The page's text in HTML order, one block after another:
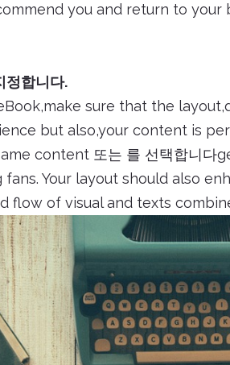
you and return to your
정합니다.
sure that the
but also,your content is
content 또는 를 선택합니
fans. Your layout should also
flow of visual and texts